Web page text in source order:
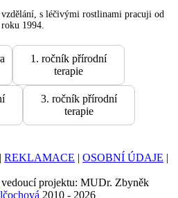
s léčivými rostlinami pracuji od
roku 1994.
1. ročník přírodní
terapie
3. ročník přírodní
terapie
| REKLAMACE | OSOBNÍ ÚDAJE |
projektu: MUDr. Zbyněk
2010 - 2026